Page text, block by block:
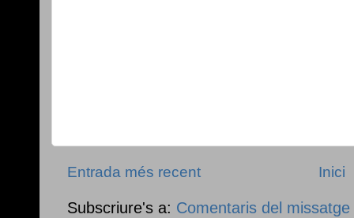
Entrada més recent Inici
Subscriure's a: Comentaris del